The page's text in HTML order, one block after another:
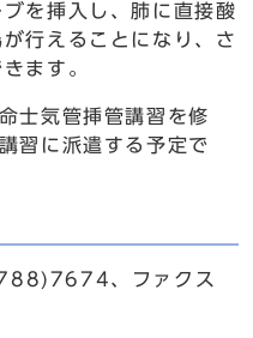
を挿入し、肺に直接酸
行えることになり、さ
ます。
士気管挿管講習を修
習に派遣する予定で
、ファクス